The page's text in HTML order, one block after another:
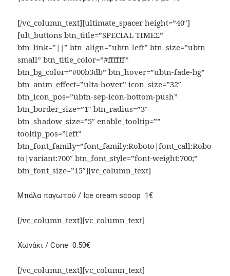
[/vc_column_text][ultimate_spacer height=”40″]
[ult_buttons btn_title=”SPECIAL ΤΙΜΕΣ”
btn_link=”||” btn_align=”ubtn-left” btn_size=”ubtn-
small” btn_title_color=”#ffffff”
btn_bg_color=”#00b3db” btn_hover=”ubtn-fade-bg”
btn_anim_effect=”ulta-hover” icon_size=”32″
btn_icon_pos=”ubtn-sep-icon-bottom-push”
btn_border_size=”1″ btn_radius=”3″
btn_shadow_size=”5″ enable_tooltip=””
tooltip_pos=”left”
btn_font_family=”font_family:Roboto|font_call:Robo
to|variant:700″ btn_font_style=”font-weight:700;”
btn_font_size=”15″][vc_column_text]
Μπάλα παγωτού / Ice cream scoop 1€
[/vc_column_text][vc_column_text]
Χωνάκι / Cone 0.50€
[/vc_column_text][vc_column_text]